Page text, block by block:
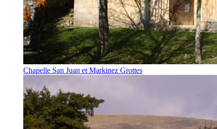
Chapelle San Juan et Markinez Grottes